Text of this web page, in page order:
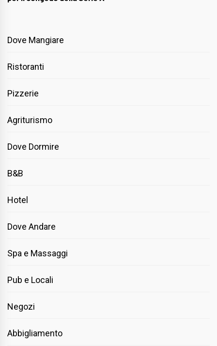
Dove Mangiare
Ristoranti
Pizzerie
Agriturismo
Dove Dormire
B&B
Hotel
Dove Andare
Spa e Massaggi
Pub e Locali
Negozi
Abbigliamento